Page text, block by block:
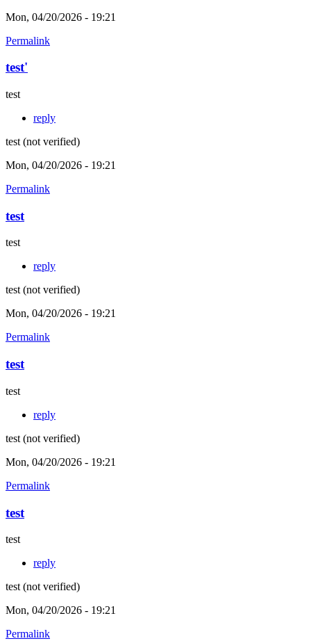
Mon, 04/20/2026 - 19:21
Permalink
test'
test
reply
test (not verified)
Mon, 04/20/2026 - 19:21
Permalink
test
test
reply
test (not verified)
Mon, 04/20/2026 - 19:21
Permalink
test
test
reply
test (not verified)
Mon, 04/20/2026 - 19:21
Permalink
test
test
reply
test (not verified)
Mon, 04/20/2026 - 19:21
Permalink